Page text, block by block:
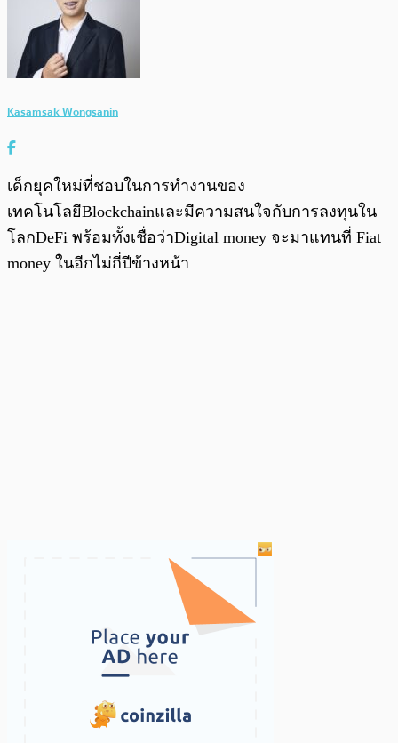
Kasamsak Wongsanin
เด็กยุคใหม่ที่ชอบในการทำงานของ
เทคโนโลยีBlockchainและมีความสนใจกับการลงทุนใน
โลกDeFi พร้อมทั้งเชื่อว่าDigital money จะมาแทนที่ Fiat
money ในอีกไม่กี่ปีข้างหน้า